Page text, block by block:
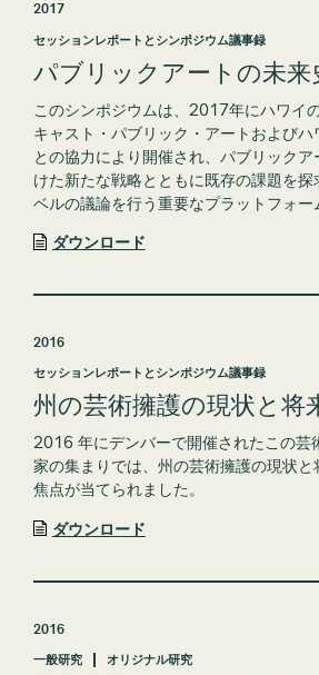
2017
セッションレポートとシンポジウム議事録
パブリックアートの未来
このシンポジウムは、2017年にハワイ
キャスト・パブリック・アートおよび
との協力により開催され、パブリック
けた新たな戦略とともに既存の課題を
ベルの議論を行う重要なプラットフォー
ダウンロード
2016
セッションレポートとシンポジウム議事録
州の芸術擁護の現状と将
2016 年にデンバーで開催されたこの芸
家の集まりでは、州の芸術擁護の現状
焦点が当てられました。
ダウンロード
2016
一般研究
オリジナル研究